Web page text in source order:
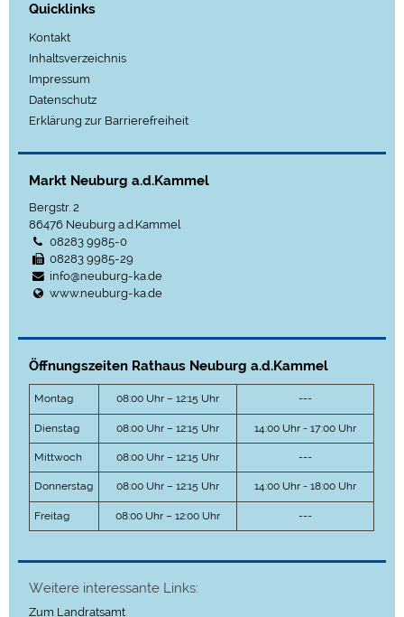
Quicklinks
Kontakt
Inhaltsverzeichnis
Impressum
Datenschutz
Erklärung zur Barrierefreiheit
Markt Neuburg a.d.Kammel
Bergstr. 2
86476 Neuburg a.d.Kammel
08283 9985-0
08283 9985-29
info@neuburg-ka.de
www.neuburg-ka.de
Öffnungszeiten Rathaus Neuburg a.d.Kammel
Montag 08:00 Uhr – 12:15 Uhr ---
Dienstag 08:00 Uhr – 12:15 Uhr 14:00 Uhr - 17:00 Uhr
Mittwoch 08:00 Uhr – 12:15 Uhr ---
Donnerstag 08:00 Uhr – 12:15 Uhr 14:00 Uhr - 18:00 Uhr
Freitag 08:00 Uhr – 12:00 Uhr ---
Weitere interessante Links:
Zum Landratsamt